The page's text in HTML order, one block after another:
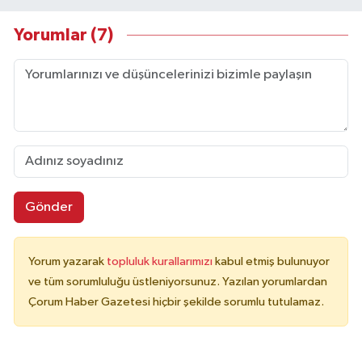
Yorumlar (7)
Gönder
Yorum yazarak topluluk kurallarımızı kabul etmiş bulunuyor
ve tüm sorumluluğu üstleniyorsunuz. Yazılan yorumlardan
Çorum Haber Gazetesi hiçbir şekilde sorumlu tutulamaz.